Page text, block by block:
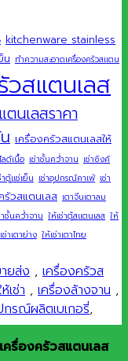
kitchenware stainless
น ทำความสะอาดเครื่องครัวสแตน
วสแตนเลส
นเลสราคา
เครื่องครัวสแตนเลสให้
ลด์เนื้อ เช่าชั้นคว่ำจาน เช่าซิงค์
าตู้แช่เย็น เช่าอุปกรณ์คาเฟ่ เช่า
รัวสแตนเลส เตาจีนเตาลม
าชั้นคว่ำจาน ให้เช่าตู้สแตนเลส ให้
ช่าเตาย่าง ให้เช่าเตาไทย
ยส่ง , เครื่องครัวส
เช่า , เครื่องล้างจาน ,
รณ์ผลิตเบเกอรี่,
รื่องครัวสแตนเลส